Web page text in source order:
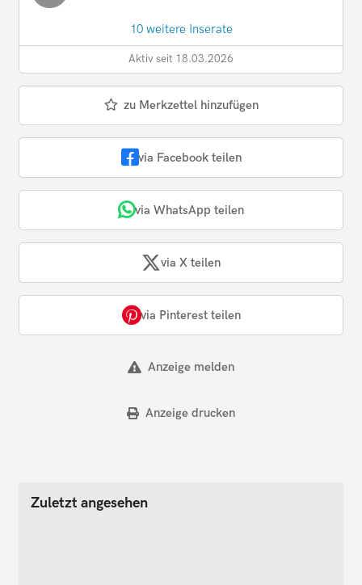
10 weitere Inserate
Aktiv seit 18.03.2026
zu Merkzettel hinzufügen
via Facebook teilen
via WhatsApp teilen
via X teilen
via Pinterest teilen
Anzeige melden
Anzeige drucken
Zuletzt angesehen